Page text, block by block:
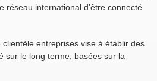
réseau international d’être connecté
entreprises vise à établir des
sur le long terme, basées sur la